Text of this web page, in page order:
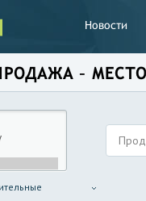
Новости
–